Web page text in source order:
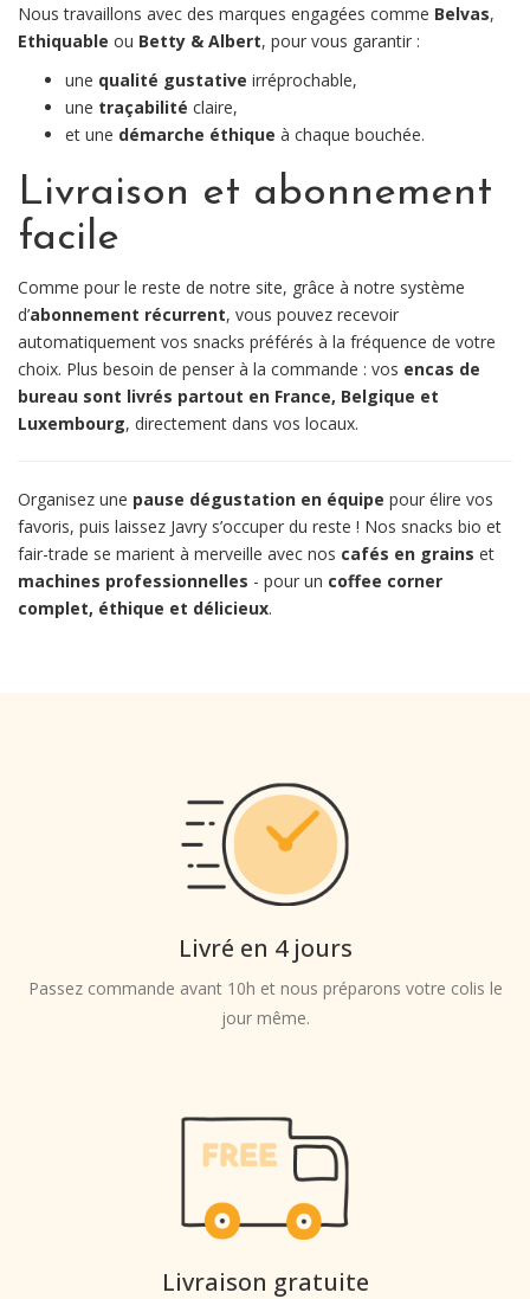
Nous travaillons avec des marques engagées comme Belvas,
Ethiquable ou Betty & Albert, pour vous garantir :
une qualité gustative irréprochable,
une traçabilité claire,
et une démarche éthique à chaque bouchée.
Livraison et abonnement
facile
Comme pour le reste de notre site, grâce à notre système
d’abonnement récurrent, vous pouvez recevoir
automatiquement vos snacks préférés à la fréquence de votre
choix. Plus besoin de penser à la commande : vos encas de
bureau sont livrés partout en France, Belgique et
Luxembourg, directement dans vos locaux.
Organisez une pause dégustation en équipe pour élire vos
favoris, puis laissez Javry s’occuper du reste ! Nos snacks bio et
fair-trade se marient à merveille avec nos cafés en grains et
machines professionnelles - pour un coffee corner
complet, éthique et délicieux.
Livré en 4 jours
Passez commande avant 10h et nous préparons votre colis le
jour même.
Livraison gratuite